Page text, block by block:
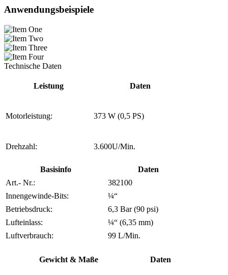
Anwendungsbeispiele
Technische Daten
Leistung Daten
Motorleistung: 373 W (0,5 PS)
Drehzahl: 3.600U/Min.
Basisinfo
Daten
Art.- Nr.:
382100
Innengewinde-Bits:
¼“
Betriebsdruck:
6,3 Bar (90 psi)
Lufteinlass:
¼“ (6,35 mm)
Luftverbrauch:
99 L/Min.
Gewicht & Maße Daten